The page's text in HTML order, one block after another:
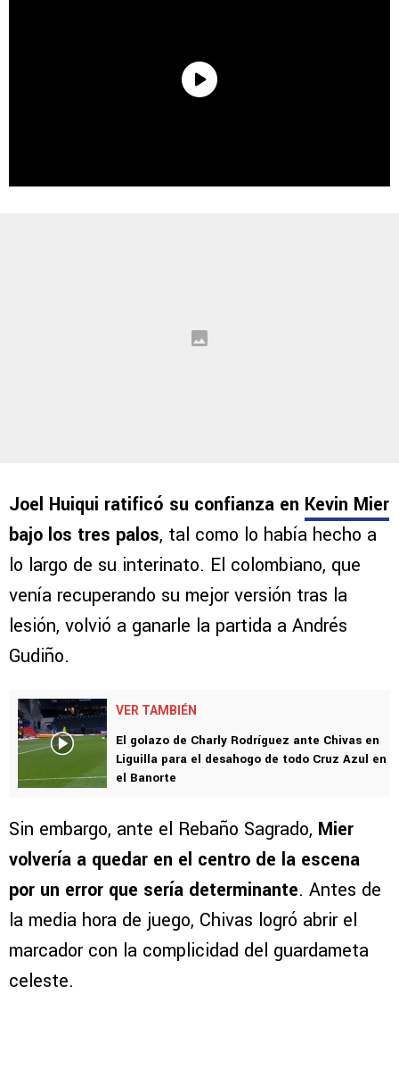
Joel Huiqui ratificó su confianza en Kevin Mier
bajo los tres palos, tal como lo había hecho a
lo largo de su interinato. El colombiano, que
venía recuperando su mejor versión tras la
lesión, volvió a ganarle la partida a Andrés
Gudiño.
VER TAMBIÉN
El golazo de Charly Rodríguez ante Chivas en
Liguilla para el desahogo de todo Cruz Azul en
el Banorte
Sin embargo, ante el Rebaño Sagrado, Mier
volvería a quedar en el centro de la escena
por un error que sería determinante. Antes de
la media hora de juego, Chivas logró abrir el
marcador con la complicidad del guardameta
celeste.